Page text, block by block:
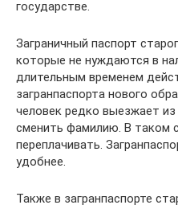
государстве.
Заграничный паспорт
которые не нуждаются в
длительным временем
загранпаспорта нового
человек редко выезжает
сменить фамилию. В таком
переплачивать.
удобнее.
Также в загранпаспорте